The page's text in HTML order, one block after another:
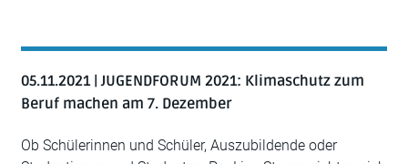
05.11.2021 | JUGENDFORUM 2021: Klimaschutz zum
Beruf machen am 7. Dezember
Ob Schülerinnen und Schüler, Auszubildende oder